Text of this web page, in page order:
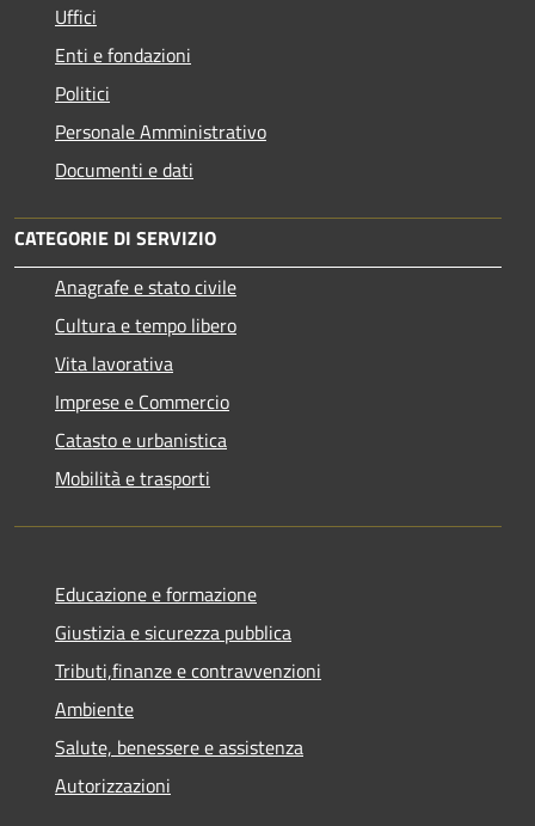
Uffici
Enti e fondazioni
Politici
Personale Amministrativo
Documenti e dati
CATEGORIE DI SERVIZIO
Anagrafe e stato civile
Cultura e tempo libero
Vita lavorativa
Imprese e Commercio
Catasto e urbanistica
Mobilità e trasporti
Educazione e formazione
Giustizia e sicurezza pubblica
Tributi,finanze e contravvenzioni
Ambiente
Salute, benessere e assistenza
Autorizzazioni